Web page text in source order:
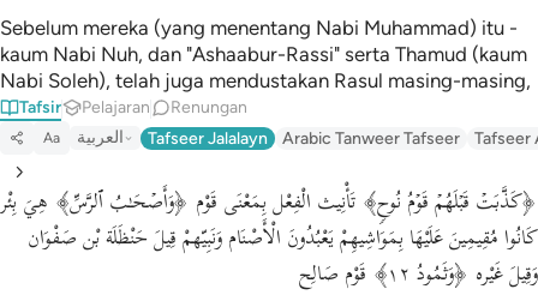
Sebelum mereka (yang menentang Nabi Muhammad) itu -
kaum Nabi Nuh, dan "Ashaabur-Rassi" serta Thamud (kaum
Nabi Soleh), telah juga mendustakan Rasul masing-masing,
Tafsir Pelajaran Renungan
Aa العربية Tafseer Jalalayn Arabic Tanweer Tafseer Tafseer
﴿كَذَّبَتۡ قَبۡلَهُمۡ قَوۡمُ نُوحࣲ﴾ تَأْنِيث الْفِعْل بِمَعْنَى قَوْم ﴿وَأَصۡحَـٰبُ ٱلرَّسِّ﴾ هِيَ بِئْر
كَانُوا مُقِيمِينَ عَلَيْهَا بِمَوَاشِيهِمْ يَعْبُدُونَ الْأَصْنَام وَنَبِيّهمْ قِيلَ حَنْظَلَة بْن صَفْوَان
وَقِيلَ غَيْره ﴿وَثَمُودُ ١٢﴾ قَوْم صَالِح